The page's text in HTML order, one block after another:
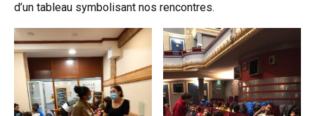
d’un tableau symbolisant nos rencontres.